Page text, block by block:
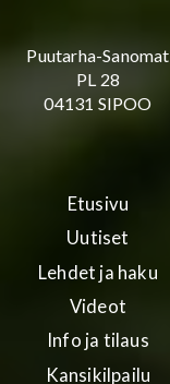
Puutarha-Sanomat
PL 28
04131 SIPOO
Etusivu
Uutiset
Lehdet ja haku
Videot
Info ja tilaus
Kansikilpailu